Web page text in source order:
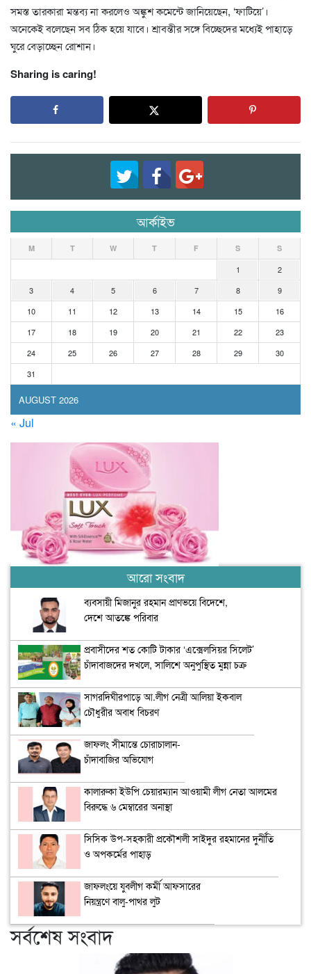
সমস্ত তারকারা মন্তব্য না করলেও অঙ্কুশ কমেন্টে জানিয়েছেন, ‘ফাটিয়ে’।
অনেকেই বলেছেন সব ঠিক হয়ে যাবে। শ্রাবন্তীর সঙ্গে বিচ্ছেদের মধ্যেই পাহাড়ে
ঘুরে বেড়াচ্ছেন রোশান।
Sharing is caring!
আর্কাইভ
AUGUST 2026
M T W T F S S
1
2
3
4 5 6 7 8
9
10
11 12 13 14 15
16
17
18 19 20 21 22
23
24
25 26 27 28 29
30
31
« Jul
আরো সংবাদ
ব্যবসায়ী মিজানুর রহমান প্রাণভয়ে বিদেশে,
দেশে আতঙ্কে পরিবার
প্রবাসীদের শত কোটি টাকার ‘এক্সেলসিয়র সিলেট’
চাঁদাবাজদের দখলে, সালিশে অনুপুস্থিত মুন্না চক্র
সাগরদিঘীরপাড়ে আ.লীগ নেত্রী আলিয়া ইকবাল
চৌধুরীর অবাধ বিচরণ
জাফলং সীমান্তে চোরাচালান-
চাঁদাবাজির অভিযোগ
কালারুকা ইউপি চেয়ারম্যান আওয়ামী লীগ নেতা আলমের
বিরুদ্ধে ৬ মেম্বারের অনাস্থা
সিসিক উপ-সহকারী প্রকৌশলী সাইদুর রহমানের দুর্নীতি
ও অপকর্মের পাহাড়
জাফলংয়ে যুবলীগ কর্মী আফসারের
নিয়ন্ত্রণে বালু-পাথর লুট
সর্বশেষ সংবাদ